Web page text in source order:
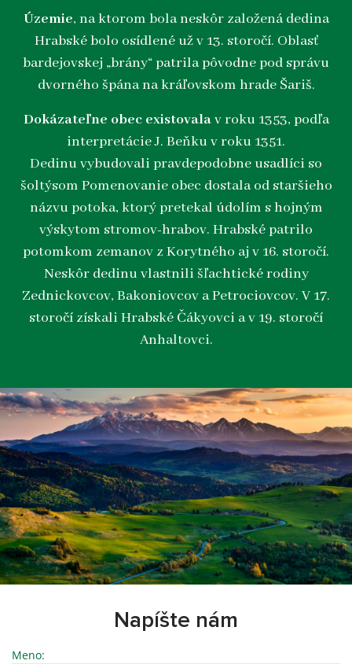
Územie, na ktorom bola neskôr založená dedina
Hrabské bolo osídlené už v 13. storočí. Oblasť
bardejovskej „brány“ patrila pôvodne pod správu
dvorného špána na kráľovskom hrade Šariš.
Dokázateľne obec existovalav roku 1353, podľa
interpretácie J. Beňku v roku 1351.
Dedinu vybudovali pravdepodobne usadlíci so
šoltýsom Pomenovanie obec dostala od staršieho
názvu potoka, ktorý pretekal údolím s hojným
výskytom stromov-hrabov. Hrabské patrilo
potomkom zemanov z Korytného aj v 16. storočí.
Neskôr dedinu vlastnili šľachtické rodiny
Zednickovcov, Bakoniovcov a Petrociovcov. V 17.
storočí získali Hrabské Čákyovci a v 19. storočí
Anhaltovci.
Napíšte nám
Meno: